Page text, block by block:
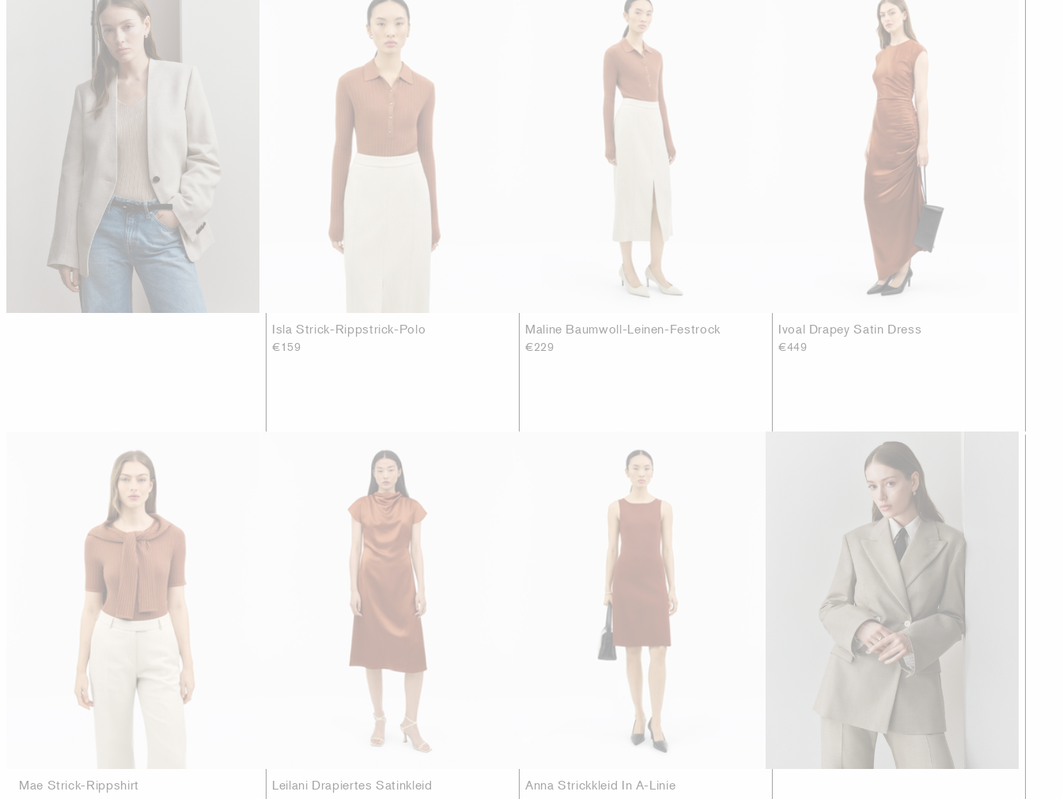
Isla Strick-Rippstrick-Polo
€159
Maline Baumwoll-Leinen-Festrock
€229
Ivoal Drapey Satin Dress
€449
Mae Strick-Rippshirt Leilani Drapiertes Satinkleid Anna Strickkleid In A-Linie